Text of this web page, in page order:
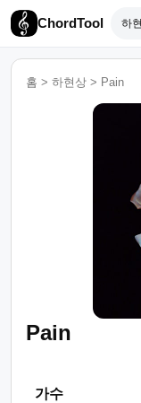
ChordTool
홈 > 하현상 > Pain
Pain
가수